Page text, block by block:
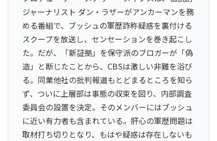
ジャーナリスト ダン・ラザーがアンカーマンを務
める番組で、ブッシュの軍歴詐称疑惑を裏付ける
スクープを放送し、センセーションを巻き起こし
た。だが、「新証拠」を保守派のブロガーが「偽
造」と断じたことから、CBSは激しい非難を浴び
る。同業他社の批判報道もとどまるところを知ら
ず、ついに上層部は事態の収束を図り、内部調査
委員会の設置を決定。そのメンバーにはブッシュ
に近い有力者も含まれている。肝心の軍歴問題は
取材打ち切りとなり、もはや疑惑は存在しないも